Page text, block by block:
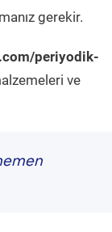
gerekir.
periyodik-
ve